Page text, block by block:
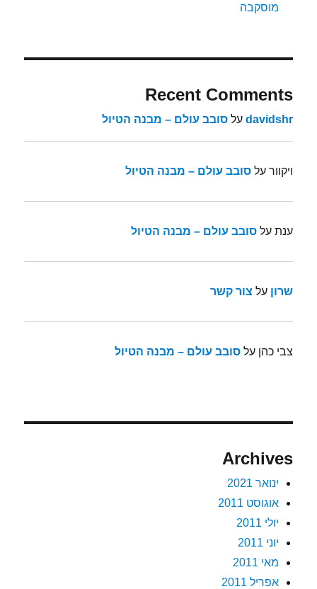
מוסקבה
Recent Comments
davidshr עלסובב עולם – מבנה הטיול
ויקוור עלסובב עולם – מבנה הטיול
ענת עלסובב עולם – מבנה הטיול
שרון על צור קשר
צבי כהן עלסובב עולם – מבנה הטיול
Archives
ינואר 2021
אוגוסט 2011
יולי 2011
יוני 2011
מאי 2011
אפריל 2011